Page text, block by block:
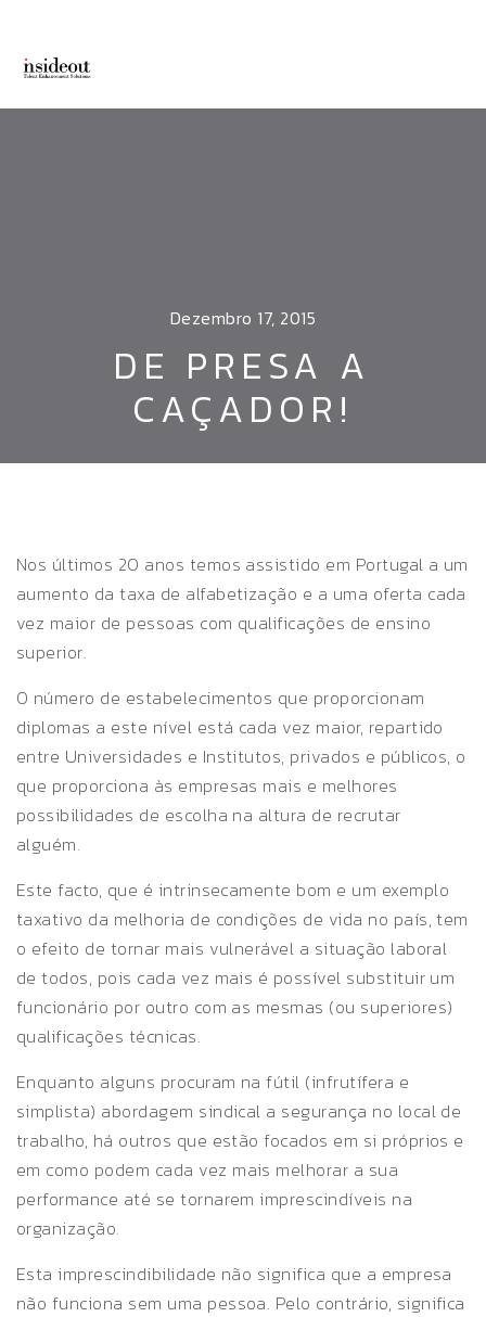
Dezembro 17, 2015
DE PRESA A
CAÇADOR!
Nos últimos 20 anos temos assistido em Portugal a um
aumento da taxa de alfabetização e a uma oferta cada
vez maior de pessoas com qualificações de ensino
superior.
O número de estabelecimentos que proporcionam
diplomas a este nível está cada vez maior, repartido
entre Universidades e Institutos, privados e públicos, o
que proporciona às empresas mais e melhores
possibilidades de escolha na altura de recrutar
alguém.
Este facto, que é intrinsecamente bom e um exemplo
taxativo da melhoria de condições de vida no país, tem
o efeito de tornar mais vulnerável a situação laboral
de todos, pois cada vez mais é possível substituir um
funcionário por outro com as mesmas (ou superiores)
qualificações técnicas.
Enquanto alguns procuram na fútil (infrutífera e
simplista) abordagem sindical a segurança no local de
trabalho, há outros que estão focados em si próprios e
em como podem cada vez mais melhorar a sua
performance até se tornarem imprescindíveis na
organização.
Esta imprescindibilidade não significa que a empresa
não funciona sem uma pessoa. Pelo contrário, significa